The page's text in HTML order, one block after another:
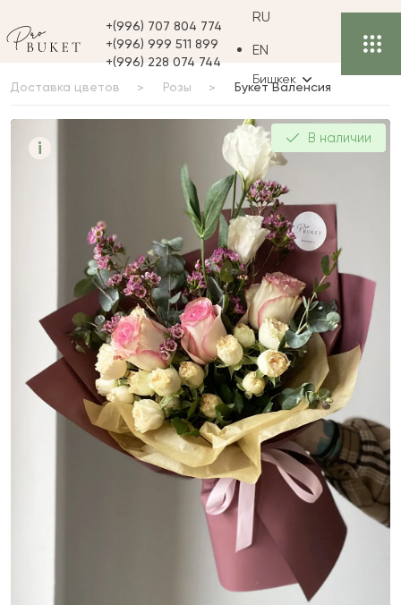
+(996) 707 804 774
+(996) 999 511 899
+(996) 228 074 744
RU
EN
Бишкек
Доставка цветов Розы Букет Валенсия
i Букет Валенсия В наличии